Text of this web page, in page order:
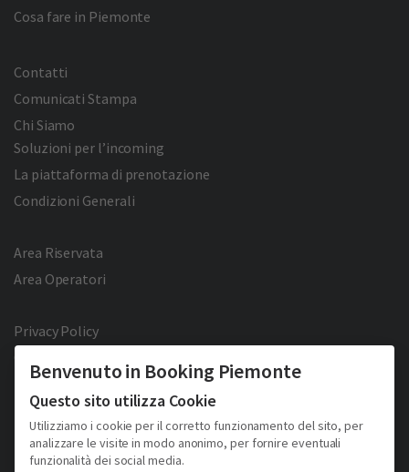
Cosa fare in Piemonte
Contatti
Comunicati Stampa
Chi Siamo
Soluzioni per l’incoming
La piattaforma di prenotazione
Condizioni Generali
Area Riservata
Area Operatori
Privacy Policy
Facebook
Twitter YouTube Pinterest
Benvenuto in Booking Piemonte
Questo sito utilizza Cookie
Utilizziamo i cookie per il corretto funzionamento del sito, per
analizzare le visite in modo anonimo, per fornire eventuali
funzionalità dei social media.